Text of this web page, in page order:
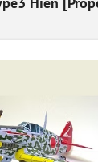
Hien